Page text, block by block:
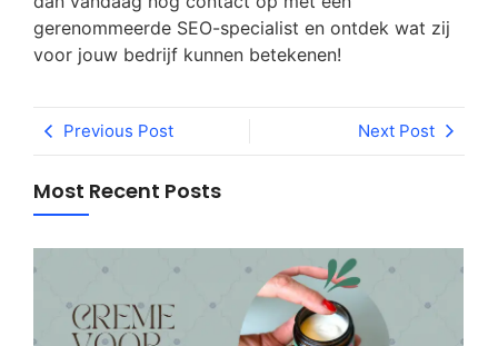
gerenommeerde SEO-specialist en ontdek wat zij
voor jouw bedrijf kunnen betekenen!
Previous Post Next Post
Most Recent Posts